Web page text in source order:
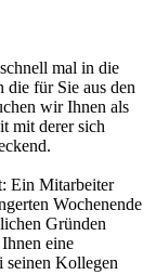
mal in die
die für Sie aus den
wir Ihnen als
mit derer sich
Ein Mitarbeiter
Wochenende
Gründen
eine
seinen Kollegen